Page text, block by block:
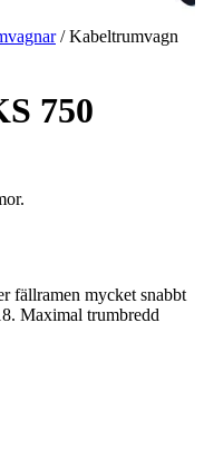
/ Kabeltrumvagn
750
fällramen mycket snabbt
Maximal trumbredd